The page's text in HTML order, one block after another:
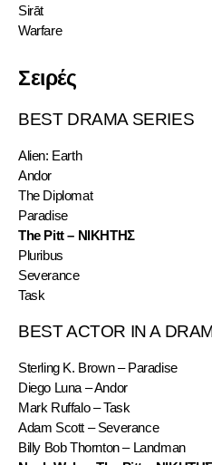
Sirāt
Warfare
Σειρές
BEST DRAMA SERIES
Alien: Earth
Andor
The Diplomat
Paradise
The Pitt – ΝΙΚΗΤΗΣ
Pluribus
Severance
Task
BEST ACTOR IN A
Sterling K. Brown – Paradise
Diego Luna – Andor
Mark Ruffalo – Task
Adam Scott – Severance
Billy Bob Thornton – Landman